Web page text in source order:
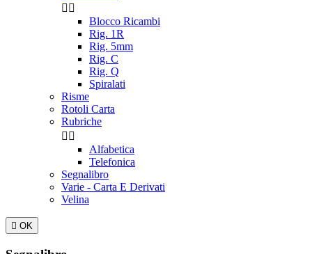
 
Blocco Ricambi
Rig. 1R
Rig. 5mm
Rig. C
Rig. Q
Spiralati
Risme
Rotoli Carta
Rubriche
 
Alfabetica
Telefonica
Segnalibro
Varie - Carta E Derivati
Velina
 OK